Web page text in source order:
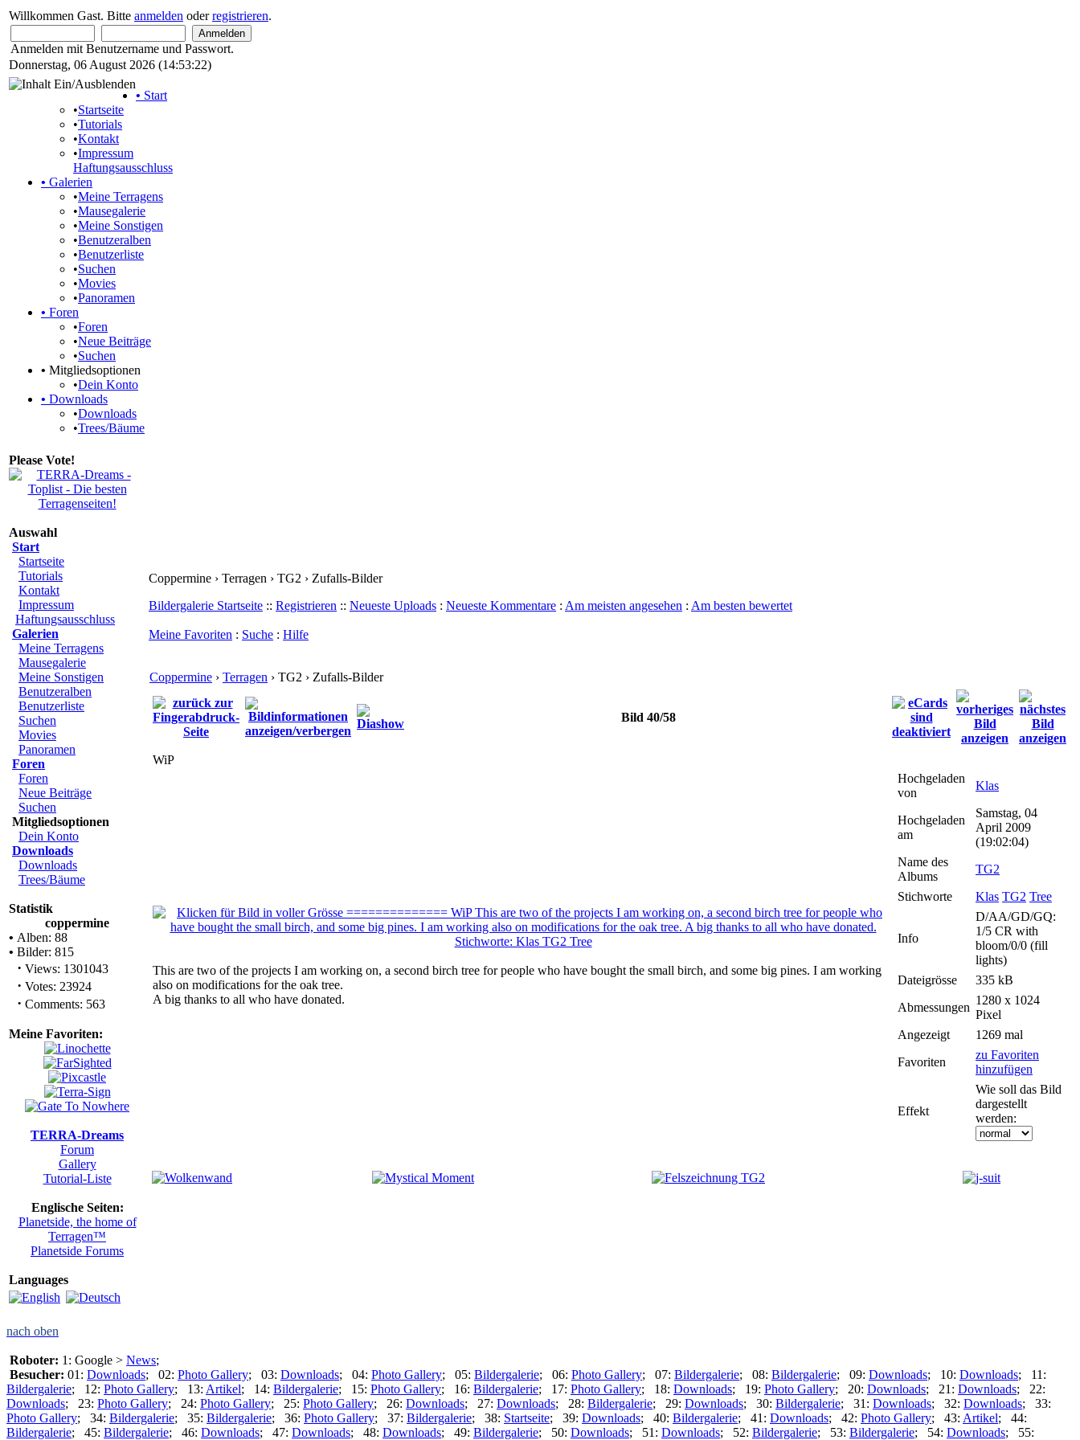
Willkommen Gast. Bitte anmelden oderregistrieren.
Anmelden mit Benutzername und Passwort.
Donnerstag, 06 August 2026 (14:53:22)
• Start
•Startseite
•Tutorials
•Kontakt
•Impressum
Haftungsausschluss
• Galerien
•Meine Terragens
•Mausegalerie
•Meine Sonstigen
•Benutzeralben
•Benutzerliste
•Suchen
•Movies
•Panoramen
• Foren
•Foren
•Neue Beiträge
•Suchen
• Mitgliedsoptionen
•Dein Konto
• Downloads
•Downloads
•Trees/Bäume
Please Vote!
Auswahl
Start
Startseite
Tutorials
Kontakt
Impressum
Haftungsausschluss
Galerien
Meine Terragens
Mausegalerie
Meine Sonstigen
Benutzeralben
Benutzerliste
Suchen
Movies
Panoramen
Foren
Foren
Neue Beiträge
Suchen
Mitgliedsoptionen
Dein Konto
Downloads
Downloads
Trees/Bäume
Statistik
coppermine
• Alben: 88
• Bilder: 815
· Views: 1301043
· Votes: 23924
· Comments: 563
Meine Favoriten:
TERRA-Dreams
Forum
Gallery
Tutorial-Liste
Englische Seiten:
Planetside, the home of
Terragen™
Planetside Forums
Languages
Coppermine › Terragen › TG2 › Zufalls-Bilder
Bildergalerie Startseite :: Registrieren :: Neueste Uploads : Neueste Kommentare : Am meisten angesehen : Am besten bewertet
Meine Favoriten : Suche : Hilfe
Coppermine › Terragen › TG2 › Zufalls-Bilder
Bild 40/58
WiP
This are two of the projects I am working on, a second birch tree for people who have bought the small birch, and some big pines. I am working
also on modifications for the oak tree.
A big thanks to all who have donated.
Hochgeladen
von
Klas
Hochgeladen
am
Samstag, 04
April 2009
(19:02:04)
Name des
Albums
TG2
Stichworte
Klas TG2 Tree
Info
D/AA/GD/GQ:
1/5 CR with
bloom/0/0 (fill
lights)
Dateigrösse
335 kB
Abmessungen
1280 x 1024
Pixel
Angezeigt
1269 mal
Favoriten
zu Favoriten
hinzufügen
Effekt
Wie soll das Bild
dargestellt
werden:
nach oben
Roboter: 1: Google > News;
Besucher: 01: Downloads; 02: Photo Gallery; 03: Downloads; 04: Photo Gallery; 05: Bildergalerie; 06: Photo Gallery; 07: Bildergalerie; 08: Bildergalerie; 09: Downloads; 10: Downloads; 11:
Bildergalerie; 12: Photo Gallery; 13: Artikel; 14: Bildergalerie; 15: Photo Gallery; 16: Bildergalerie; 17: Photo Gallery; 18: Downloads; 19: Photo Gallery; 20: Downloads; 21: Downloads; 22:
Downloads; 23: Photo Gallery; 24: Photo Gallery; 25: Photo Gallery; 26: Downloads; 27: Downloads; 28: Bildergalerie; 29: Downloads; 30: Bildergalerie; 31: Downloads; 32: Downloads; 33:
Photo Gallery; 34: Bildergalerie; 35: Bildergalerie; 36: Photo Gallery; 37: Bildergalerie; 38: Startseite; 39: Downloads; 40: Bildergalerie; 41: Downloads; 42: Photo Gallery; 43: Artikel; 44:
Bildergalerie; 45: Bildergalerie; 46: Downloads; 47: Downloads; 48: Downloads; 49: Bildergalerie; 50: Downloads; 51: Downloads; 52: Bildergalerie; 53: Bildergalerie; 54: Downloads; 55: